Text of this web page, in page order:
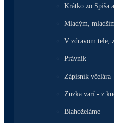
Krátko zo Spiša
Mladým,
V zdravom tele,
Právnik
Zápisník včelára
Zuzka varí - z
Blahoželáme